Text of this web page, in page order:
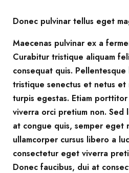
Donec pulvinar tellus eget
Maecenas pulvinar ex a
Curabitur tristique aliquam
consequat quis.
tristique senectus et netus et
turpis egestas. Etiam
viverra orci pretium non.
at congue quis, semper eget
ullamcorper cursus libero a
consectetur eget viverra
Donec faucibus, dui at